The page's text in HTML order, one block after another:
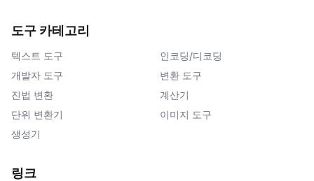
도구 카테고리
텍스트 도구
인코딩/디코딩
개발자 도구
변환 도구
진법 변환
계산기
단위 변환기
이미지 도구
생성기
링크